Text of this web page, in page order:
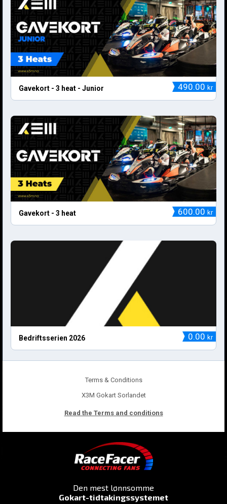
Gavekort - 3 heat - Junior 490.00 kr
Gavekort - 3 heat 600.00 kr
Bedriftsserien 2026 0.00 kr
Terms & Conditions
X3M Gokart Sorlandet
Read the Terms and conditions
Den mest lønnsomme
Gokart-tidtakingssystemet